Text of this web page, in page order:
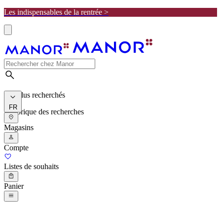
Les indispensables de la rentrée >
Les plus recherchés
Historique des recherches
FR
Magasins
Compte
Listes de souhaits
Panier